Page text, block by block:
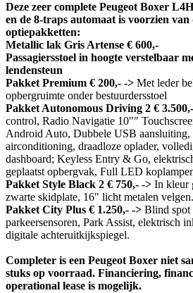
Deze zeer complete Peugeot Boxer
en de 8-traps automaat is voorzien van
optiepakketten:
Metallic lak Gris Artense € 600,-
Passagiersstoel in hoogte verstelbaar
lendensteun
Pakket Premium € 200,- -> Met leder
opbergruimte onder bestuurdersstoel
Pakket Autonomous Driving 2 €
control, Radio Navigatie 10""
Android Auto, Dubbele USB aansluiting,
airconditioning, draadloze oplader,
dashboard; Keyless Entry & Go,
geplaatst opbergvak, Full LED
Pakket Style Black 2 € 750,- -> In kleur
zwarte skidplate, 16" licht metalen velgen.
Pakket City Plus € 1.250,- -> Blind spot
parkeersensoren, Park Assist, elektrisch
digitale achteruitkijkspiegel.
Completer is een Peugeot Boxer niet
stuks op voorraad. Financiering,
operational lease is mogelijk.